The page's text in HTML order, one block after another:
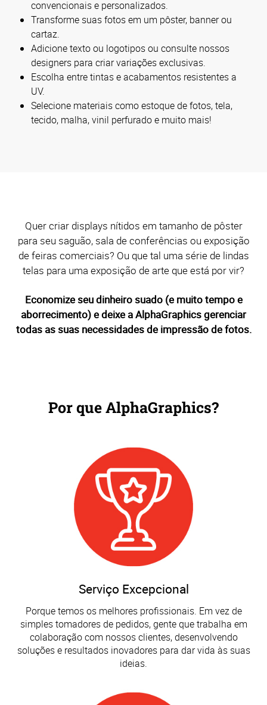
convencionais e personalizados.
Transforme suas fotos em um pôster, banner ou
cartaz.
Adicione texto ou logotipos ou consulte nossos
designers para criar variações exclusivas.
Escolha entre tintas e acabamentos resistentes a
UV.
Selecione materiais como estoque de fotos, tela,
tecido, malha, vinil perfurado e muito mais!
Quer criar displays nítidos em tamanho de pôster
para seu saguão, sala de conferências ou exposição
de feiras comerciais? Ou que tal uma série de lindas
telas para uma exposição de arte que está por vir?
Economize seu dinheiro suado (e muito tempo e
aborrecimento) e deixe a AlphaGraphics gerenciar
todas as suas necessidades de impressão de fotos.
Por que AlphaGraphics?
Serviço Excepcional
Porque temos os melhores profissionais. Em vez de
simples tomadores de pedidos, gente que trabalha em
colaboração com nossos clientes, desenvolvendo
soluções e resultados inovadores para dar vida às suas
ideias.